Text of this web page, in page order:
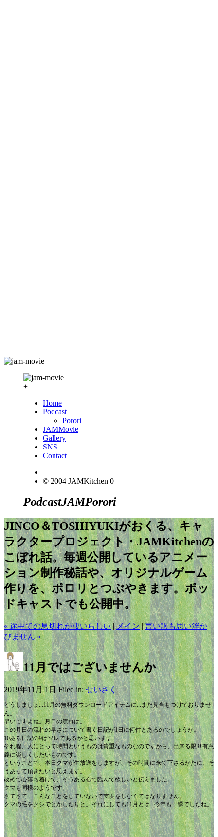
+
Home
Podcast
Porori
JAMMovie
Gallery
SNS
Contact
© 2004 JAMKitchen 0
PodcastJAMPorori
JINCO＆TOSHIYUKIがおくる、キャ
ラクタープロジェクト・JAMKitchenの
こぼれ話。毎週公開しているアニメー
ション制作秘話や、オリジナルゲーム
作りを、ポロリとつぶやきます。ポッ
ドキャストでも公開中。
« 途中での息切れが凄いらしい|メイン|言い訳も思い浮か
びません »
11月ではございませんか
2019年11月 1日 Filed in:せいさく
どうしましょ...11月の無料ダウンロードアイテムに...まだ見当もつけておりませ
ん。
早いですよね。月日の流れは。
この月日の流れの早さについて書く日記が1日に何件とあるのでしょうか。
10ある日記の9はソレであるかと思います。
それ程、人にとって時間というものは貴重なものなのですから、出来る限り有意
義に楽しくしたいものです。
ということで、本日クマが生放送をしますが、その時間に来て下さるかたに、そ
うあって頂きたいと思えます。
改めて心落ち着けて、そうある心で臨んで欲しいと伝えました。
クマも同様のようです。
さてさて、こんなことをしていないで支度をしなくてはなりません。
クマの毛をクシでとかしたりと。それにしても11月とは...今年も一瞬でしたね。